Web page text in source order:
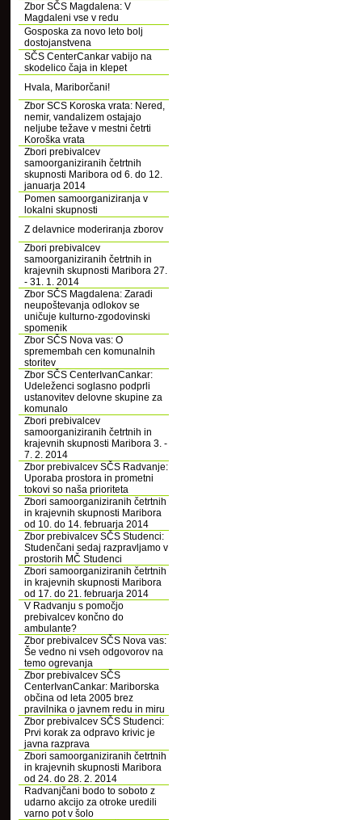
Zbor SČS Magdalena: V
Magdaleni vse v redu
Gosposka za novo leto bolj
dostojanstvena
SČS CenterCankar vabijo na
skodelico čaja in klepet
Hvala, Mariborčani!
Zbor SCS Koroska vrata: Nered,
nemir, vandalizem ostajajo
neljube težave v mestni četrti
Koroška vrata
Zbori prebivalcev
samoorganiziranih četrtnih
skupnosti Maribora od 6. do 12.
januarja 2014
Pomen samoorganiziranja v
lokalni skupnosti
Z delavnice moderiranja zborov
Zbori prebivalcev
samoorganiziranih četrtnih in
krajevnih skupnosti Maribora 27.
- 31. 1. 2014
Zbor SČS Magdalena: Zaradi
neupoštevanja odlokov se
uničuje kulturno-zgodovinski
spomenik
Zbor SČS Nova vas: O
spremembah cen komunalnih
storitev
Zbor SČS CenterIvanCankar:
Udeleženci soglasno podprli
ustanovitev delovne skupine za
komunalo
Zbori prebivalcev
samoorganiziranih četrtnih in
krajevnih skupnosti Maribora 3. -
7. 2. 2014
Zbor prebivalcev SČS Radvanje:
Uporaba prostora in prometni
tokovi so naša prioriteta
Zbori samoorganiziranih četrtnih
in krajevnih skupnosti Maribora
od 10. do 14. februarja 2014
Zbor prebivalcev SČS Studenci:
Studenčani sedaj razpravljamo v
prostorih MČ Studenci
Zbori samoorganiziranih četrtnih
in krajevnih skupnosti Maribora
od 17. do 21. februarja 2014
V Radvanju s pomočjo
prebivalcev končno do
ambulante?
Zbor prebivalcev SČS Nova vas:
Še vedno ni vseh odgovorov na
temo ogrevanja
Zbor prebivalcev SČS
CenterIvanCankar: Mariborska
občina od leta 2005 brez
pravilnika o javnem redu in miru
Zbor prebivalcev SČS Studenci:
Prvi korak za odpravo krivic je
javna razprava
Zbori samoorganiziranih četrtnih
in krajevnih skupnosti Maribora
od 24. do 28. 2. 2014
Radvanjčani bodo to soboto z
udarno akcijo za otroke uredili
varno pot v šolo